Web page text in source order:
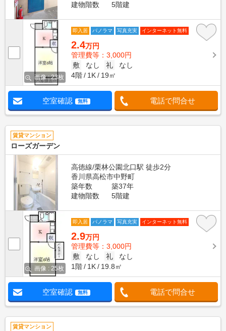
建物階数
5階建
画像 : 23枚
即入居 パノラマ 写真充実 インターネット無料
2.4万円
管理費等：3,000円
敷
なし 礼
なし
4階
1K 19㎡
空室確認 無料 電話で問合せ
賃貸マンション
ローズガーデン
高徳線/栗林公園北口駅 徒歩2分
香川県高松市中野町
築年数
築37年
建物階数
5階建
画像 : 25枚
即入居 パノラマ 写真充実 インターネット無料
2.9万円
管理費等：3,000円
敷
なし 礼
なし
1階
1K 19.8㎡
空室確認 無料 電話で問合せ
賃貸マンション